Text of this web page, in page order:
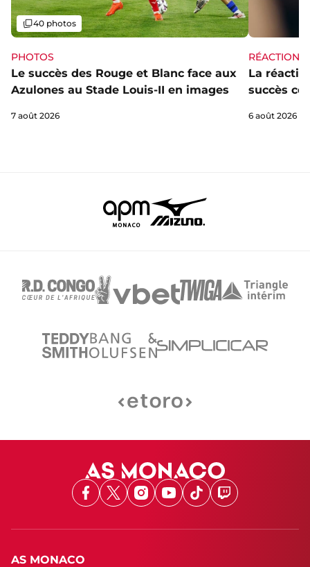
PHOTOS
Le succès des Rouge et Blanc face aux
Azulones au Stade Louis-II en images
Galerie
40 photos
7 août 2026
RÉACTIONS
La
succès
6 août 2026
Facebook
X Instagram
Youtube
TikTokTwitch
AS MONACO